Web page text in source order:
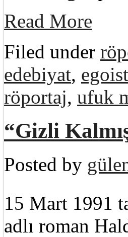
Read More
Filed under
edebiyat,
röportaj, ufuk
“Gizli
Posted by
15 Mart 1991
adlı roman